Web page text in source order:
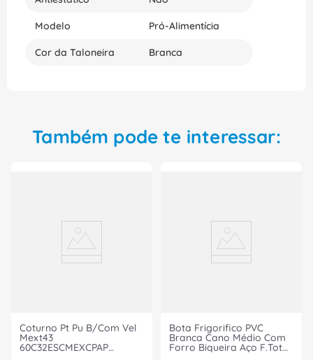
Modelo Pró-Alimentícia
Cor da Taloneira Branca
Também pode te interessar:
Coturno Pt Pu B/Com Vel
Mext43
60C32ESCMEXCPAP
Bota Frigorifico PVC
Branca Cano Médio Com
Forro Biqueira Aço F.Total